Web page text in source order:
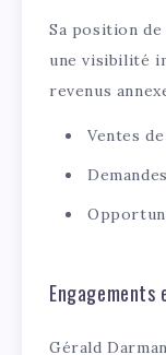
Sa position
une visibilité
revenus
Ventes
Engagements
Gérald